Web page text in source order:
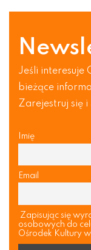
Jeśli interesuje
bieżące
Zarejestruj się i
Imię
Email
Zapisując się
osobowych do
Ośrodek Kultury